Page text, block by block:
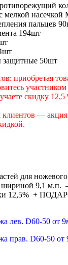
мелкой насечкой
пальцев
194шт
защитные 50шт
приобретая
скидку 12,5
— акция
для
шириной 9,1 м.п.
12,5% +
лев. D60-50 от
прав. D60-50 от